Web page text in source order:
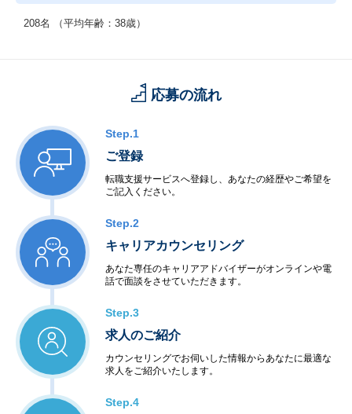
208名 （平均年齢：38歳）
応募の流れ
Step.1
ご登録
転職支援サービスへ登録し、あなたの経歴やご希望を
ご記入ください。
Step.2
キャリアカウンセリング
あなた専任のキャリアアドバイザーがオンラインや電
話で面談をさせていただきます。
Step.3
求人のご紹介
カウンセリングでお伺いした情報からあなたに最適な
求人をご紹介いたします。
Step.4